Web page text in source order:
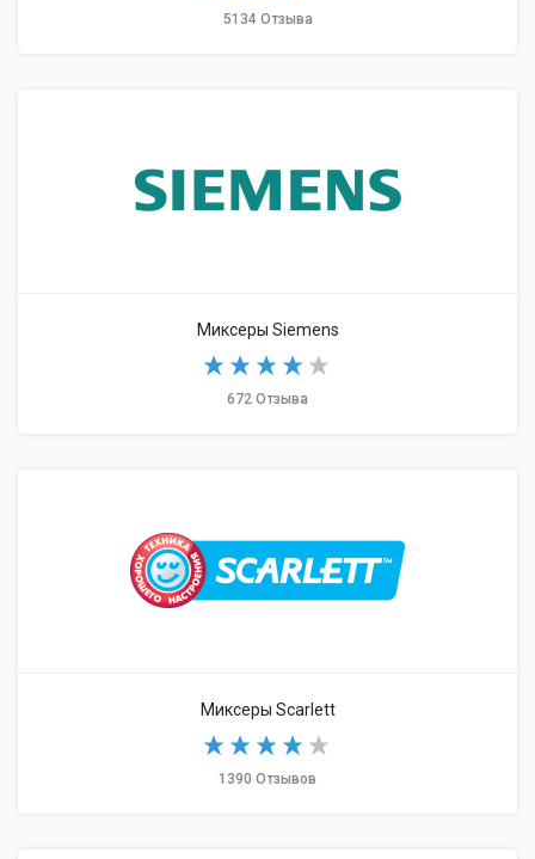
5134 Отзыва
Миксеры Siemens
672 Отзыва
Миксеры Scarlett
1390 Отзывов